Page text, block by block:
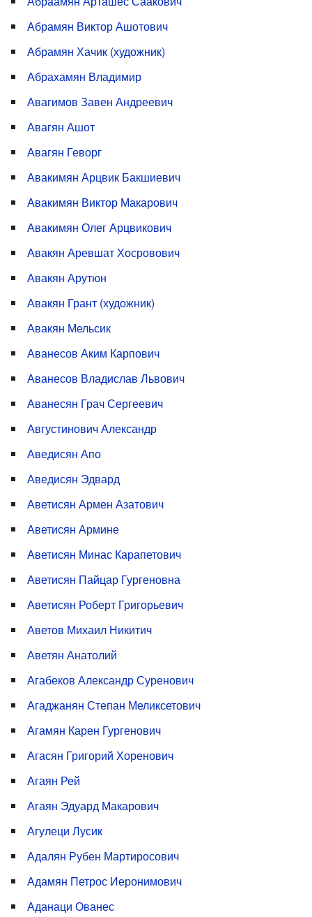
Абрамян Виктор Ашотович
Абрамян Хачик (художник)
Абрахамян Владимир
Авагимов Завен Андреевич
Авагян Ашот
Авагян Геворг
Авакимян Арцвик Бакшиевич
Авакимян Виктор Макарович
Авакимян Олег Арцвикович
Авакян Аревшат Хосровович
Авакян Арутюн
Авакян Грант (художник)
Авакян Мельсик
Аванесов Аким Карпович
Аванесов Владислав Львович
Аванесян Грач Сергеевич
Августинович Александр
Аведисян Апо
Аведисян Эдвард
Аветисян Армен Азатович
Аветисян Армине
Аветисян Минас Карапетович
Аветисян Пайцар Гургеновна
Аветисян Роберт Григорьевич
Аветов Михаил Никитич
Аветян Анатолий
Агабеков Александр Суренович
Агаджанян Степан Меликсетович
Агамян Карен Гургенович
Агасян Григорий Хоренович
Агаян Рей
Агаян Эдуард Макарович
Агулеци Лусик
Адалян Рубен Мартиросович
Адамян Петрос Иеронимович
Аданаци Ованес